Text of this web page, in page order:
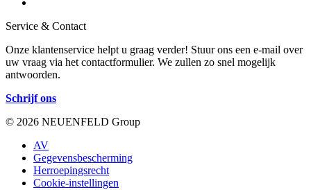
Service & Contact
Onze klantenservice helpt u graag verder! Stuur ons een e-mail over
uw vraag via het contactformulier. We zullen zo snel mogelijk
antwoorden.
Schrijf ons
© 2026 NEUENFELD Group
AV
Gegevensbescherming
Herroepingsrecht
Cookie-instellingen